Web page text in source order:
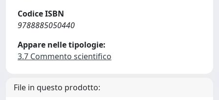
Codice ISBN
9788885050440
Appare nelle tipologie:
3.7 Commento scientifico
File in questo prodotto: